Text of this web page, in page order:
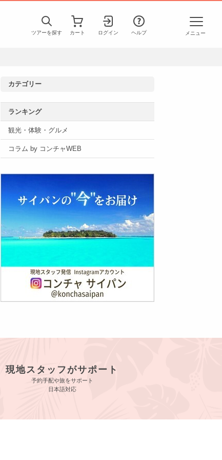
ツアーを探す カート ログイン ヘルプ
カテゴリー
ランキング
観光・体験・グルメ
コラム by コンチャWEB
現地スタッフがサポート
予約手配や旅をサポート
日本語対応
メニュー